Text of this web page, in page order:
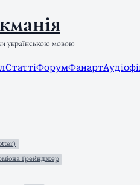
українською мовою
СтаттіФорумФанарт
Ґрейнджер